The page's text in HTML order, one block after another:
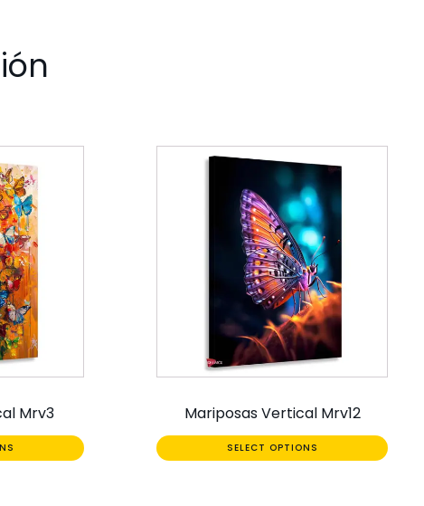
Mrv3 Mariposas Vertical Mrv12
SELECT OPTIONS